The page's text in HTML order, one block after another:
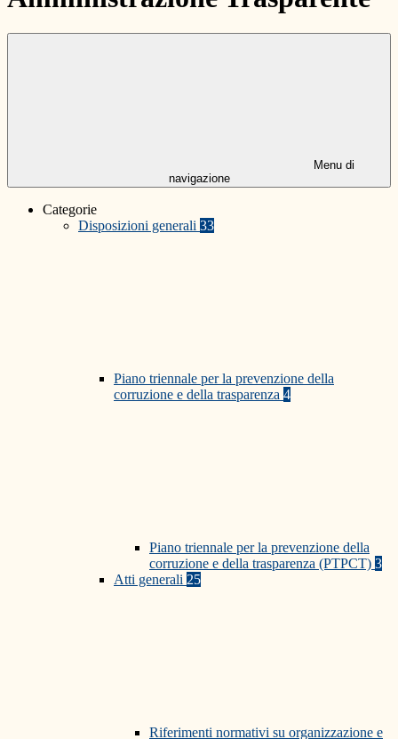
Menu di
navigazione
Categorie
Disposizioni generali 33
Piano triennale per la prevenzione della
corruzione e della trasparenza 4
Piano triennale per la prevenzione della
corruzione e della trasparenza (PTPCT) 3
Atti generali 25
Riferimenti normativi su organizzazione e